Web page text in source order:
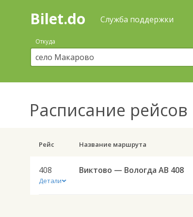
Поиск
покупка
билетов
автобус
онлайн
Bilet.do Служба поддержки
Откуда
Расписание рейсов
Рейс Название маршрута
408
Детали
Виктово — Вологда АВ 408